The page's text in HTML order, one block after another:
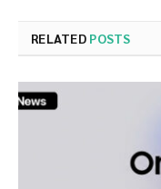
RELATED POSTS